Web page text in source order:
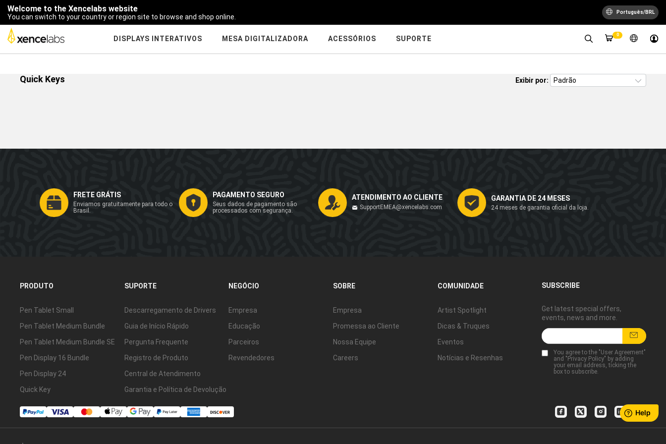
Welcome to the Xencelabs website
You can switch to your country or region site to browse and shop online.
Português/BRL
DISPLAYS INTERATIVOS MESA DIGITALIZADORA ACESSÓRIOS SUPORTE 0
Quick Keys Exibir por:
FRETE GRÁTIS
Enviamos gratuitamente para todo o
Brasil.
PAGAMENTO SEGURO
Seus dados de pagamento são
processados com segurança.
ATENDIMENTO AO CLIENTE
SupportEMEA@xencelabs.com
GARANTIA DE 24 MESES
24 meses de garantia oficial da loja.
SUBSCRIBE
Get latest special offers,
events, news and more.
You agree to the "User Agreement"
and "Privacy Policy" by adding
your email address, ticking the
box to subscribe.
PRODUTO
Pen Tablet Small
Pen Tablet Medium Bundle
Pen Tablet Medium Bundle SE
Pen Display 16 Bundle
Pen Display 24
Quick Key
SUPORTE
Descarregamento de Drivers
Guia de Início Rápido
Pergunta Frequente
Registro de Produto
Central de Atendimento
Garantia e Política de Devolução
NEGÓCIO
Empresa
Educação
Parceiros
Revendedores
SOBRE
Empresa
Promessa ao Cliente
Nossa Equipe
Careers
COMUNIDADE
Artist Spotlight
Dicas & Truques
Eventos
Notícias e Resenhas